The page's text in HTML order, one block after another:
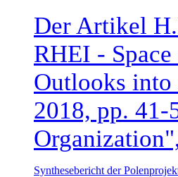
Der Artikel
RHEI -
Outlooks
2018, pp. 41-
Synthesebericht der